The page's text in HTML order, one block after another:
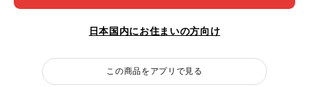
日本国内にお住まいの方向け
この商品をアプリで見る